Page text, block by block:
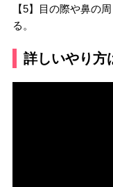
【5】目の際や鼻の
る。
詳しいやり方